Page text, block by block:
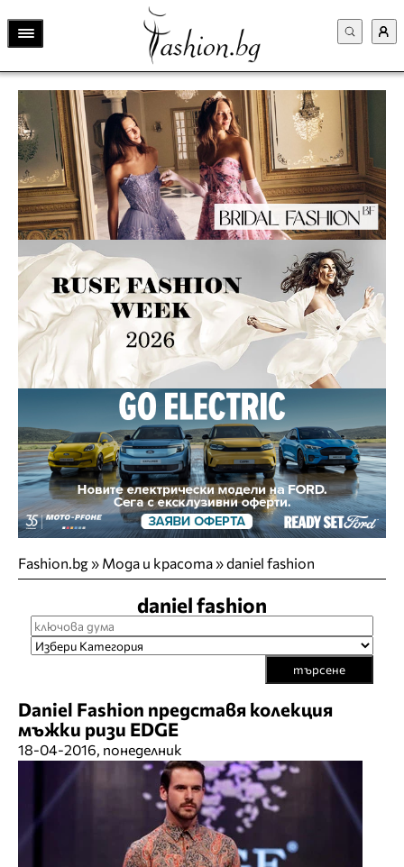
Fashion.bg» Мода и красота»daniel fashion
daniel fashion
търсене
Daniel Fashion представя колекция
мъжки ризи EDGE
18-04-2016, понеделник